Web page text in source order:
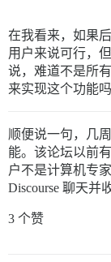
在我看来，如果
用户来说可行，
说，难道不是所
来实现这个功能吗
顺便说一句，几
能。该论坛以前
户不是计算机专
Discourse 聊天并
3 个赞